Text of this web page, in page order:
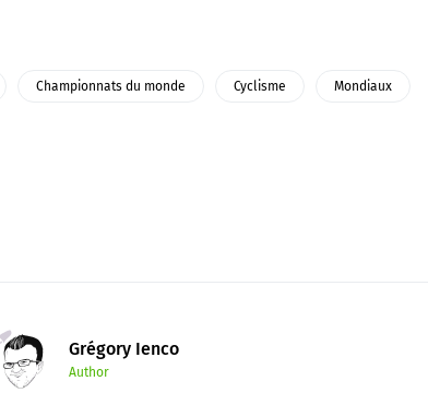
Championnats du monde Cyclisme Mondiaux
Grégory Ienco
Author